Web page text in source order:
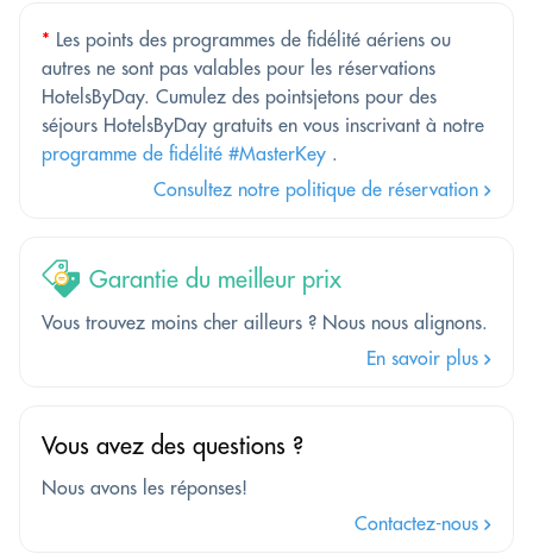
* Les points des programmes de fidélité aériens ou
autres ne sont pas valables pour les réservations
HotelsByDay. Cumulez des pointsjetons pour des
séjours HotelsByDay gratuits en vous inscrivant à notre
programme de fidélité #MasterKey .
Consultez notre politique de réservation
Garantie du meilleur prix
Vous trouvez moins cher ailleurs ? Nous nous alignons.
En savoir plus
Vous avez des questions ?
Nous avons les réponses!
Contactez-nous